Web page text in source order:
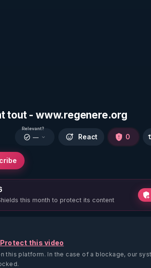
tout - www.regenere.org
Relevant?
— React 0
this month to protect its content
Protect this video
this platform. In the case of a blockage, our